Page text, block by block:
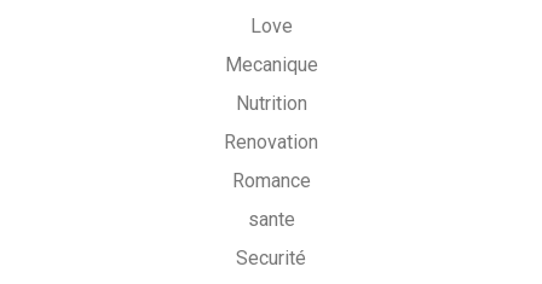
Love
Mecanique
Nutrition
Renovation
Romance
sante
Securité